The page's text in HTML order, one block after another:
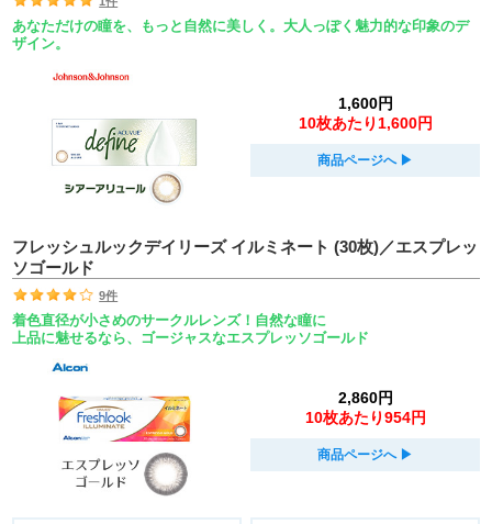
あなただけの瞳を、もっと自然に美しく。大人っぽく魅力的な印象のデ
ザイン。
1,600円
10枚あたり1,600円
商品ページへ ▶︎
フレッシュルックデイリーズ イルミネート (30枚)／エスプレッ
ソゴールド
9件
着色直径が小さめのサークルレンズ！自然な瞳に
上品に魅せるなら、ゴージャスなエスプレッソゴールド
2,860円
10枚あたり954円
商品ページへ ▶︎